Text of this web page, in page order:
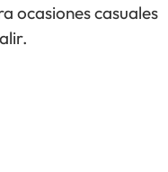
ocasiones casuales